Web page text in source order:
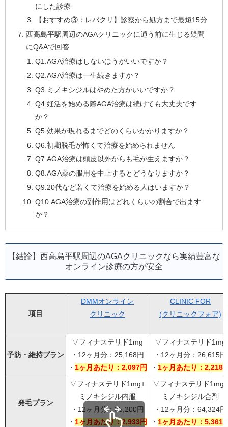
にした診療
【おすすめ③：レバクリ】診察から処方まで最短15分
西高島平駅周辺のAGAクリニックに通う前に生じる疑問
にQ&Aで回答
Q1.AGA治療はしないほうがいいですか？
Q2.AGA治療は一生続きますか？
Q3.ミノキシジルはやめた方がいいですか？
Q4.妊活を始める際AGA治療は続けても大丈夫です
か？
Q5.効果が現れるまでどのくらいかかりますか？
Q6.初期脱毛が怖くて治療を始められません
Q7.AGA治療は頭皮以外からも毛が生えますか？
Q8.AGA薬の服用を中止するとどうなりますか？
Q9.20代など若くて治療を始める人はいますか？
Q10.AGA治療の副作用はどれくらいの割合で出ます
か？
【結論】西高島平駅周辺のAGAクリニックなら実績豊富な
オンライン診療の方が安全
項目
DMMオンライン
クリニック
CLINIC FOR
(クリニックフォア)
予防・維持プラン
▽フィナステリド1mg
・12ヶ月分：25,168円
・ 1ヶ月あたり：2,097円
▽フィナステリド1mg
・12ヶ月分：26,615円
・ 1ヶ月あたり：2,218
発毛プラン
▽フィナステリド1mg+
ミノキシジル内服
・12ヶ月分：35,200円
・ 1ヶ月あたり：2,933円
▽フィナステリド1mg+
ミノキシジル合剤
・12ヶ月分：64,324円
・ 1ヶ月あたり：5,361